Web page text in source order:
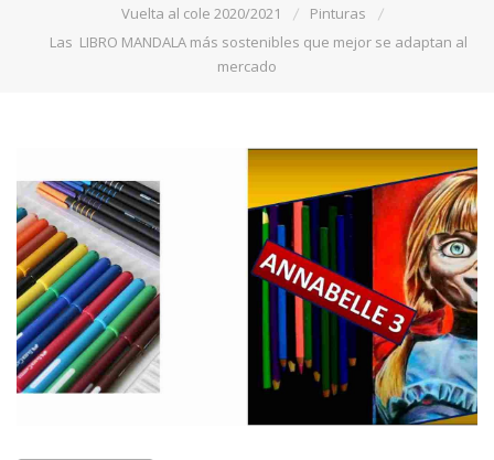
Vuelta al cole 2020/2021
Pinturas
Las LIBRO MANDALA más sostenibles que mejor se adaptan al
mercado